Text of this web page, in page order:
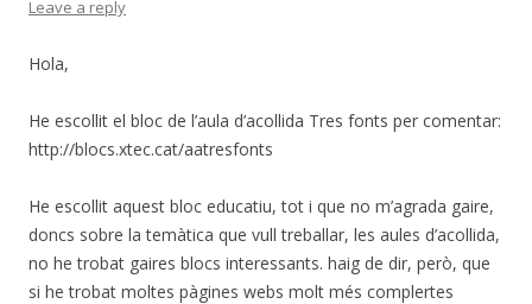
Leave a reply
Hola,
He escollit el bloc de l’aula d’acollida Tres fonts per comentar:
http://blocs.xtec.cat/aatresfonts
He escollit aquest bloc educatiu, tot i que no m’agrada gaire,
doncs sobre la temàtica que vull treballar, les aules d’acollida,
no he trobat gaires blocs interessants. haig de dir, però, que
si he trobat moltes pàgines webs molt més complertes